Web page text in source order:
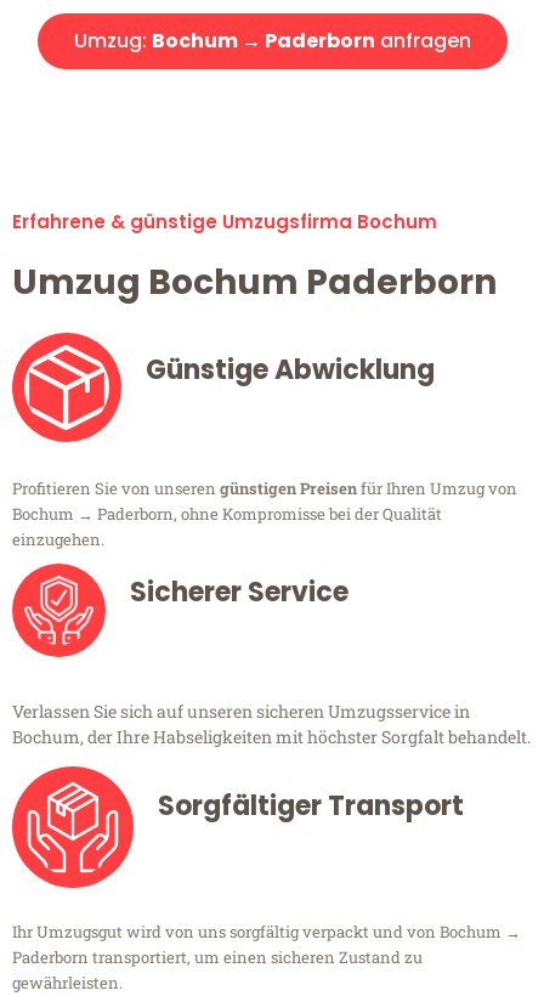
Umzug: Bochum → Paderborn anfragen
Erfahrene & günstige Umzugsfirma Bochum
Umzug Bochum Paderborn
Günstige Abwicklung
Profitieren Sie von unseren günstigen Preisenfür Ihren Umzug von
Bochum → Paderborn, ohne Kompromisse bei der Qualität
einzugehen.
Sicherer Service
Verlassen Sie sich auf unseren sicheren Umzugsservice in
Bochum, der Ihre Habseligkeiten mit höchster Sorgfalt behandelt.
Sorgfältiger Transport
Ihr Umzugsgut wird von uns sorgfältig verpackt und von Bochum →
Paderborn transportiert, um einen sicheren Zustand zu
gewährleisten.